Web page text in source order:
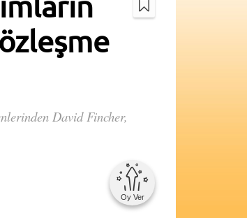
David Fincher,
Oy Ver